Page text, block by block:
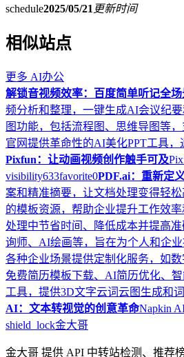
schedule2025/05/21 更新时间
相似站点
更多 AI办公
解锁音视频效率：百度简单听记全
频分析和整理，一键生成AI会议纪
图功能，包括流程图、思维导图等
官网提供革命性的AI美化PPT工具
Pixfun：让动画视频创作触手可及
visibility633favorite0PDF.ai：重新定
案和精准摘要，让文档处理变得轻松
的模板资源，帮助企业提升工作效率
处理中节省时间、降低成本并提高准
询师、AI绘画等，旨在为个人和企
各种企业场景提供定制化服务，如
免费简历模板下载、AI简历优化、
工具，提供3D文字云词云图生成和
AI：文本转视觉的创意革命Napkin
shield_lock金大哥
金大哥 提供 API 中转站检测、推荐